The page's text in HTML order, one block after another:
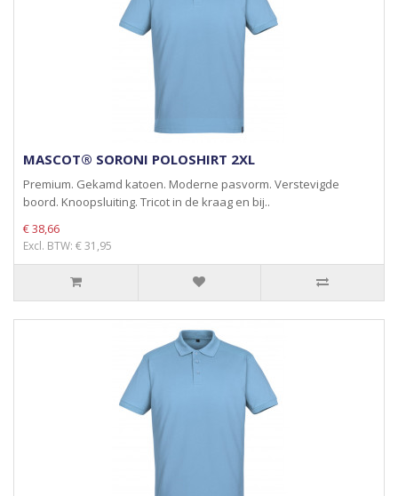
MASCOT® SORONI POLOSHIRT 2XL
Premium. Gekamd katoen. Moderne pasvorm. Verstevigde
boord. Knoopsluiting. Tricot in de kraag en bij..
€ 38,66
Excl. BTW: € 31,95